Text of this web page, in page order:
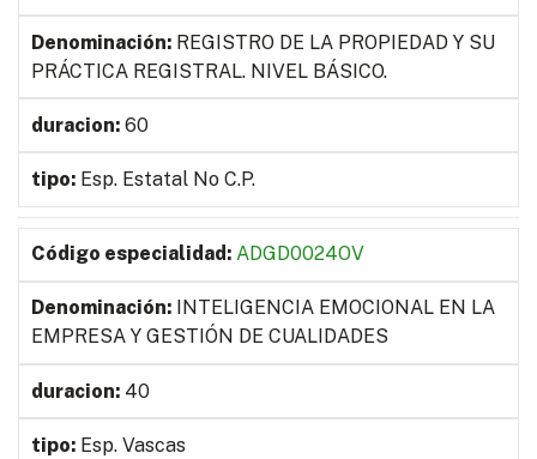
REGISTRO DE LA PROPIEDAD Y SU
PRÁCTICA REGISTRAL. NIVEL BÁSICO.
60
Esp. Estatal No C.P.
ADGD0024OV
INTELIGENCIA EMOCIONAL EN LA
EMPRESA Y GESTIÓN DE CUALIDADES
40
Esp. Vascas